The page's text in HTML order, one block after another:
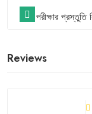
বোর্ড পরীক্ষার
Reviews